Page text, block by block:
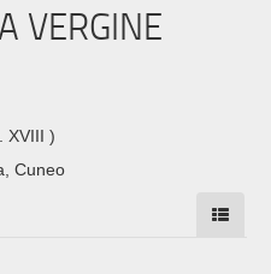
VERGINE
XVIII )
Cuneo